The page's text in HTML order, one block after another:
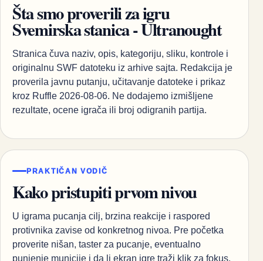
Šta smo proverili za igru
Svemirska stanica - Ultranought
Stranica čuva naziv, opis, kategoriju, sliku, kontrole i
originalnu SWF datoteku iz arhive sajta. Redakcija je
proverila javnu putanju, učitavanje datoteke i prikaz
kroz Ruffle 2026-08-06. Ne dodajemo izmišljene
rezultate, ocene igrača ili broj odigranih partija.
PRAKTIČAN VODIČ
Kako pristupiti prvom nivou
U igrama pucanja cilj, brzina reakcije i raspored
protivnika zavise od konkretnog nivoa. Pre početka
proverite nišan, taster za pucanje, eventualno
punjenje municije i da li ekran igre traži klik za fokus.